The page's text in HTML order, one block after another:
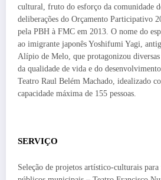
cultural, fruto do esforço da comunidade
deliberações do Orçamento Participativo
pela PBH à FMC em 2013. O nome do
ao imigrante japonês Yoshifumi Yagi,
Alípio de Melo, que protagonizou
da qualidade de vida e do
Teatro Raul Belém Machado, idealizado
capacidade máxima de 155 pessoas.
SERVIÇO
Seleção de projetos artístico-culturais para